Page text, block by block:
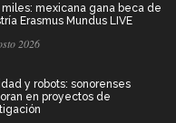
miles: mexicana gana beca de
Erasmus Mundus LIVE
2026
y robots: sonorenses
en proyectos de